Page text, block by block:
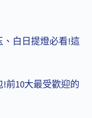
、白日提燈必看!這
!前10大最受歡迎的